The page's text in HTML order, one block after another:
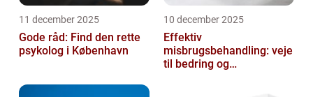
11 december 2025
Gode råd: Find den rette
psykolog i København
10 december 2025
Effektiv
misbrugsbehandling: veje
til bedring og